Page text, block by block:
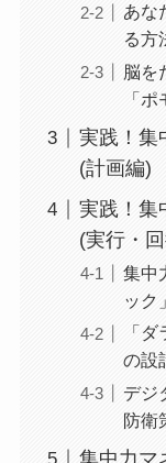
あな
る方
脳を
「
実践！集
(計画編)
実践！集
(実行・
集中
ック
「
の設
デジ
防衛